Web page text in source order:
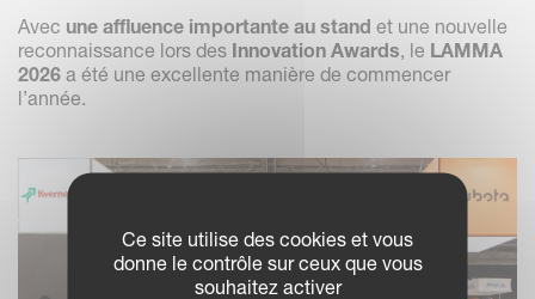
Avec une affluence importante au stand et une nouvelle
reconnaissance lors des Innovation Awards, le LAMMA
2026 a été une excellente manière de commencer
l’année.
Ce site utilise des cookies et vous
donne le contrôle sur ceux que vous
souhaitez activer